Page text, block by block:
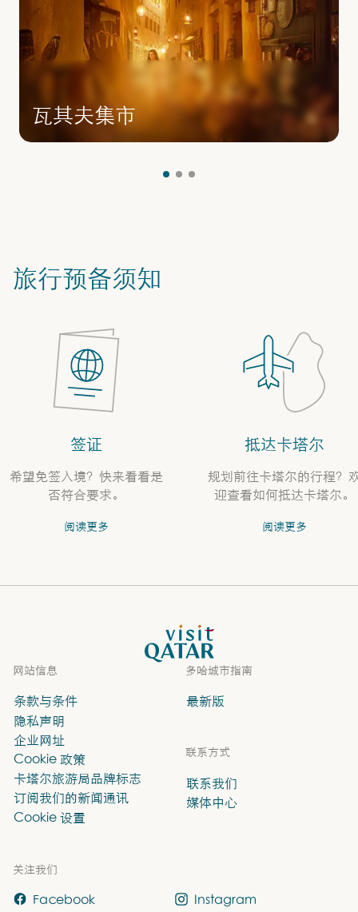
瓦其夫集市
旅行预备须知
签证
希望免签入境？快来看看是
否符合要求。
阅读更多
抵达卡塔尔
规划前往卡塔尔的行程？
迎查看如何抵达卡塔尔。
阅读更多
VisitQatar 首页
多哈城市指南
最新版
关注我们
Facebook
Instagram
联系方式
联系我们
媒体中心
网站信息
条款与条件
隐私声明
企业网址
Cookie 政策
卡塔尔旅游局品牌标志
订阅我们的新闻通讯
Cookie 设置